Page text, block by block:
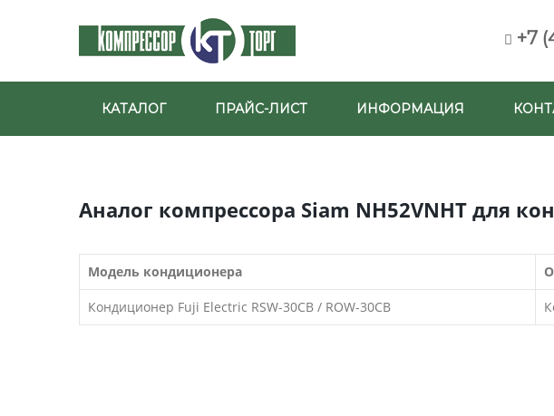
+7
КАТАЛОГ ПРАЙС-ЛИСТ ИНФОРМАЦИЯ
Аналог компрессора Siam NH52VNHT для
Модель кондиционера
Кондиционер Fuji Electric RSW-30CB / ROW-30CB